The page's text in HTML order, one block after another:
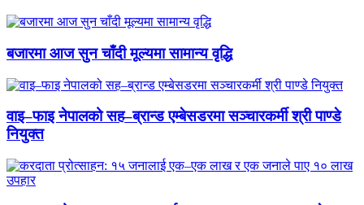
बजारमा आज सुन चाँदी मूल्यमा सामान्य वृद्धि
वाइ–फाइ नेपालको सह–ब्रान्ड एम्बेसडरमा सञ्चारकर्मी श्री पाण्डे
नियुक्त